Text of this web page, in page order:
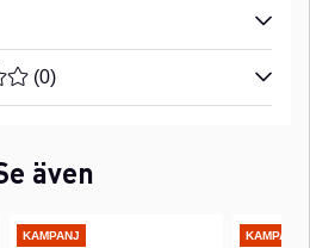
0 AV 5 ANTAL BETYG 0
(0)
även
KAMPANJ KAMPANJ